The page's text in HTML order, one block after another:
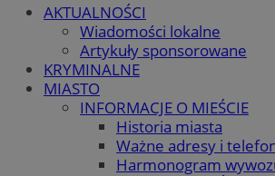
AKTUALNOŚCI
Wiadomości lokalne
Artykuły sponsorowane
KRYMINALNE
MIASTO
INFORMACJE O MIEŚCIE
Historia miasta
Ważne adresy i
Harmonogram